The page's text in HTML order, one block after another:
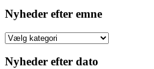
Nyheder efter emne
Nyheder
emne
Nyheder efter dato